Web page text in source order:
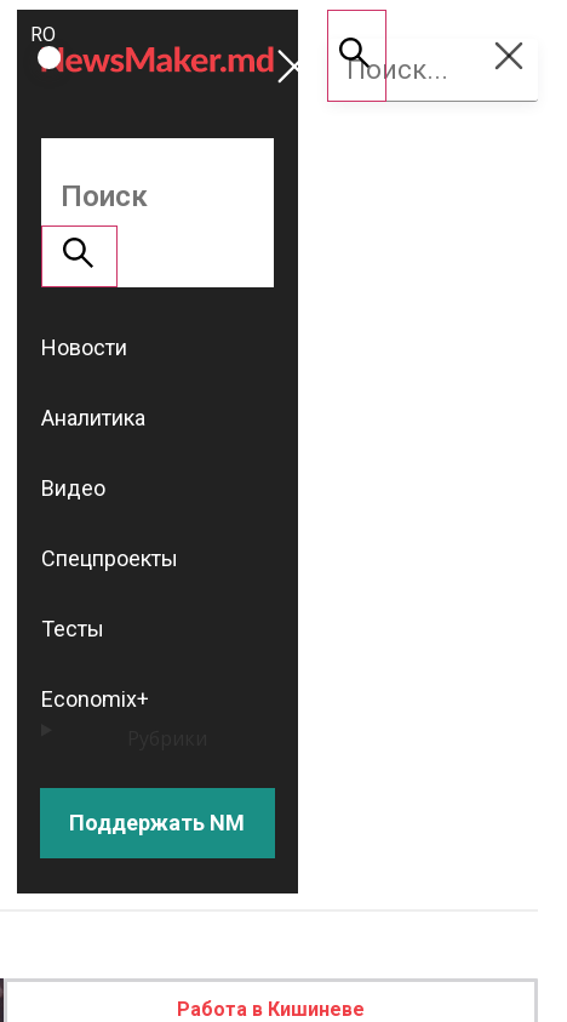
ROMÂNĂ
RU
Поддержать
NM
Новости
Аналитика
Видео
Спецпроекты
Тесты
Economix+
Поддержать NM
Работа в Кишиневе